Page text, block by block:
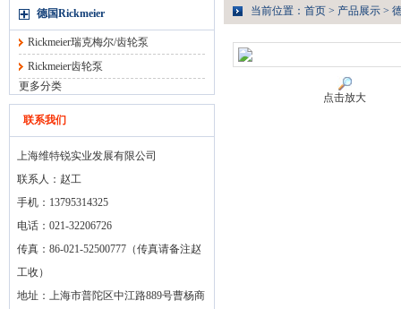
德国Rickmeier
Rickmeier瑞克梅尔/齿轮泵
Rickmeier齿轮泵
更多分类
联系我们
上海维特锐实业发展有限公司
联系人：赵工
手机：13795314325
电话：021-32206726
传真：86-021-52500777（传真请备注赵
工收）
地址：上海市普陀区中江路889号曹杨商
当前位置： 首页 > 产品展示 >
点击放大